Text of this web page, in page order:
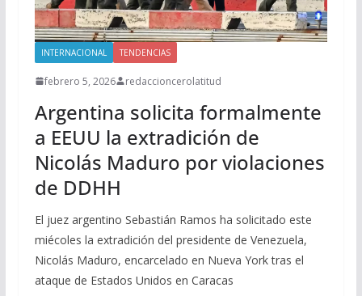
INTERNACIONAL TENDENCIAS
febrero 5, 2026 redaccioncerolatitud
Argentina solicita formalmente
a EEUU la extradición de
Nicolás Maduro por violaciones
de DDHH
El juez argentino Sebastián Ramos ha solicitado este
miécoles la extradición del presidente de Venezuela,
Nicolás Maduro, encarcelado en Nueva York tras el
ataque de Estados Unidos en Caracas